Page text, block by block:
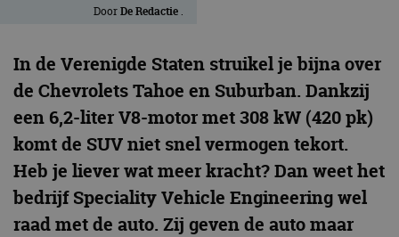
DoorDe Redactie .
In de Verenigde Staten struikel je bijna over
de Chevrolets Tahoe en Suburban. Dankzij
een 6,2-liter V8-motor met 308 kW (420 pk)
komt de SUV niet snel vermogen tekort.
Heb je liever wat meer kracht? Dan weet het
bedrijf Speciality Vehicle Engineering wel
raad met de auto. Zij geven de auto maar